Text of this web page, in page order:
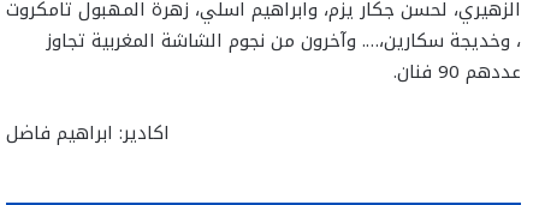
الزهيري، لحسن جكار يزم، وابراهيم اسلي، زهرة المهبول تامكروت
، وخديجة سكارين،…. وآخرون من نجوم الشاشة المغربية تجاوز
عددهم 90 فنان.
اكادير: ابراهيم فاضل